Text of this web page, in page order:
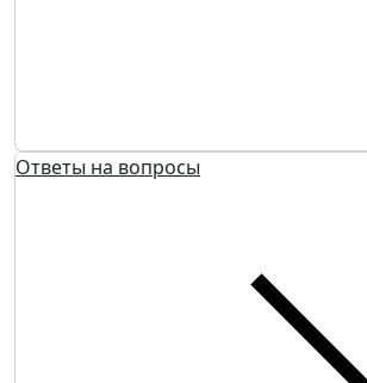
Ответы на вопросы